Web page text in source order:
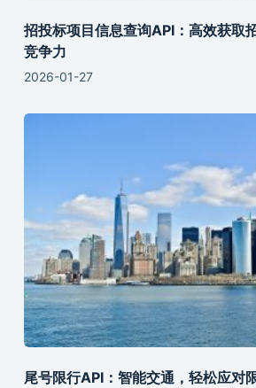
招投标项目信息查询API：高效获取
竞争力
2026-01-27
尾号限行API：智能交通，轻松应对